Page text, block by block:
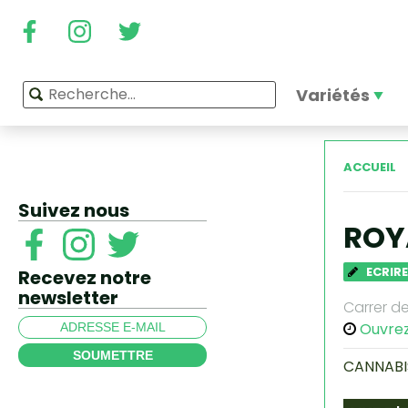
Variétés
Suivez nous
Recevez notre
newsletter
SOUMETTRE
ACCUEIL
Carrer